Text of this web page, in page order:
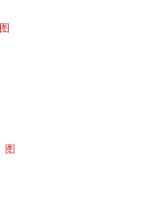
图
图